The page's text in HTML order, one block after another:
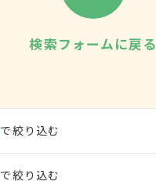
検索フォームに戻る
で絞り込む
で絞り込む